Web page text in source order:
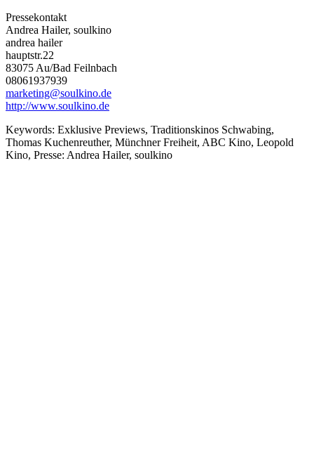
Pressekontakt
Andrea Hailer, soulkino
andrea hailer
hauptstr.22
83075 Au/Bad Feilnbach
08061937939
marketing@soulkino.de
http://www.soulkino.de
Keywords: Exklusive Previews, Traditionskinos Schwabing,
Thomas Kuchenreuther, Münchner Freiheit, ABC Kino, Leopold
Kino, Presse: Andrea Hailer, soulkino